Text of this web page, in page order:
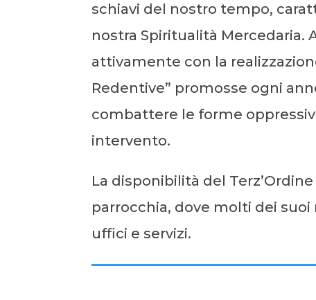
schiavi del nostro tempo,
nostra Spiritualità Mercedaria.
attivamente con la
Redentive” promosse ogni
combattere le forme
intervento.
La disponibilità del
parrocchia, dove molti dei
uffici e servizi.